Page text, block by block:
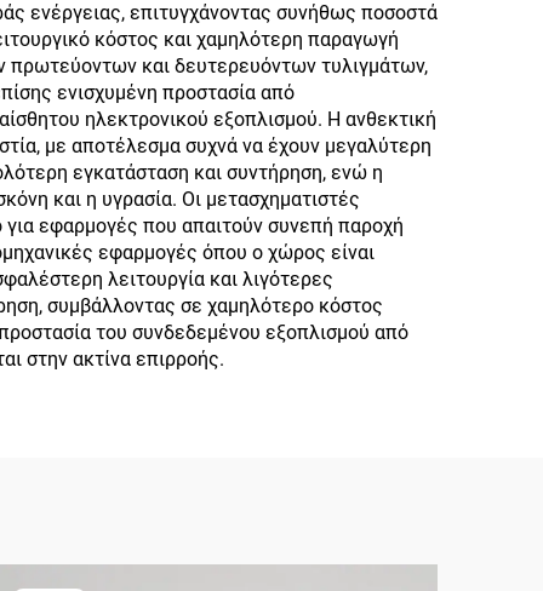
Έξοδος Μέγιστη
είσοδος 380V
ενέργειας, επιτυγχάνοντας συνήθως ποσοστά
κόστος και χαμηλότερη παραγωγή
πρωτεύοντων και δευτερευόντων τυλιγμάτων,
ενισχυμένη προστασία από
ηλεκτρονικού εξοπλισμού. Η ανθεκτική
με αποτέλεσμα συχνά να έχουν μεγαλύτερη
εγκατάσταση και συντήρηση, ενώ η
και η υγρασία. Οι μετασχηματιστές
για εφαρμογές που απαιτούν συνεπή παροχή
εφαρμογές όπου ο χώρος είναι
λειτουργία και λιγότερες
συμβάλλοντας σε χαμηλότερο κόστος
του συνδεδεμένου εξοπλισμού από
στην ακτίνα επιρροής.